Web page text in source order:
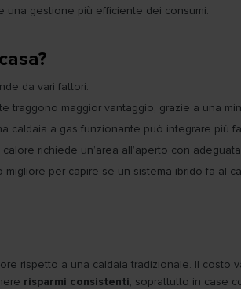
una gestione più efficiente dei consumi.
da vari fattori:
traggono maggior vantaggio, grazie a una
caldaia a gas funzionante può integrare più
richiede un’area all’aperto con
migliore per capire se un sistema ibrido fa al
rispetto a una caldaia tradizionale. Il
risparmi consistenti, soprattutto in case